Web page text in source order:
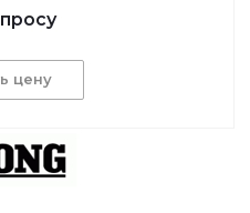
цену